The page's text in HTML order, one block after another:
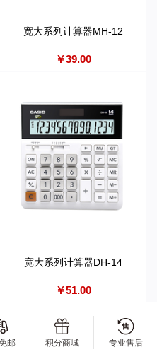
宽大系列计算器MH-12
￥39.00
宽大系列计算器DH-14
￥51.00
邮 积分商城 专业售后